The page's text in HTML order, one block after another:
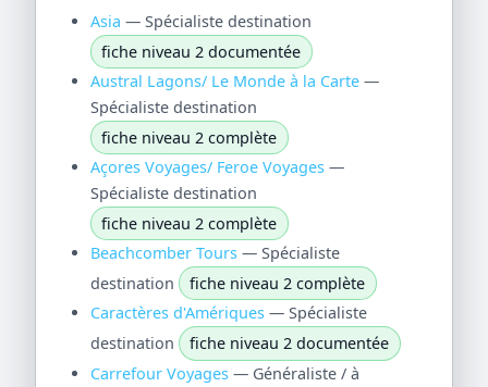
Asia — Spécialiste destination
fiche niveau 2 documentée
Austral Lagons/ Le Monde à la Carte—
Spécialiste destination
fiche niveau 2 complète
Açores Voyages/ Feroe Voyages—
Spécialiste destination
fiche niveau 2 complète
Beachcomber Tours— Spécialiste
destination
fiche niveau 2 complète
Caractères d'Amériques— Spécialiste
destination
fiche niveau 2 documentée
Carrefour Voyages— Généraliste / à